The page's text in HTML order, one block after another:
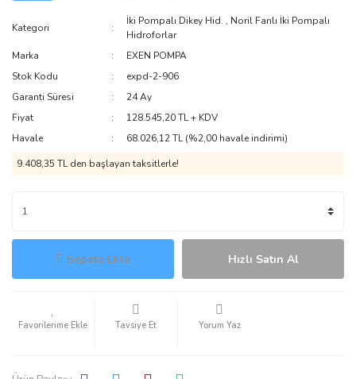
Kategori
İki Pompalı Dikey Hid. , Noril Fanlı İki Pompalı
Hidroforlar
Marka
EXEN POMPA
Stok Kodu
expd-2-906
Garanti Süresi
24 Ay
Fiyat
128.545,20 TL + KDV
Havale
68.026,12 TL (%2,00 havale indirimi)
9.408,35 TL den başlayan taksitlerle!
Sepete Ekle Hızlı Satın Al
Tavsiye Et Yorum Yaz